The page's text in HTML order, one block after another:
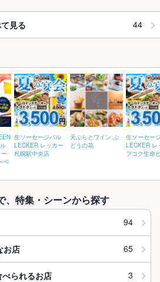
見る 44
ベ
生ソーセージバル
LECKER レッカー
札幌駅中央店
天ぷらとワイン ぶ
どうの花
生ソーセー
LECKER レ
フコク生命
、特集・シーンから探す
94
お店 65
られるお店 3